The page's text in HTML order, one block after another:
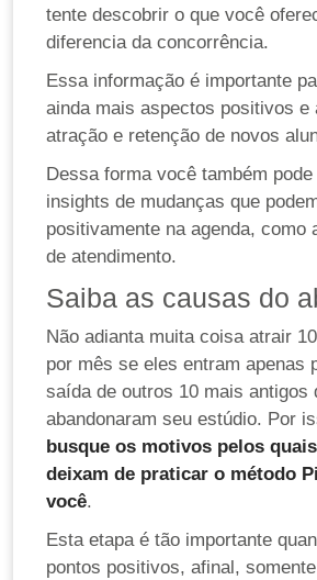
tente descobrir o que você
diferencia da concorrência.
Essa informação é importante
ainda mais aspectos positivos e
atração e retenção de novos
Dessa forma você também
insights de mudanças que
positivamente na agenda, como
de atendimento.
Saiba as causas do
Não adianta muita coisa atrair
por mês se eles entram apenas
saída de outros 10 mais antigos
abandonaram seu estúdio. Por
busque os motivos pelos
deixam de praticar o método
você.
Esta etapa é tão importante
pontos positivos, afinal,